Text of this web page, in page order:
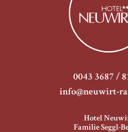
Hotel
Familie Seggl-
0043 3687 /
info@neuwirt-